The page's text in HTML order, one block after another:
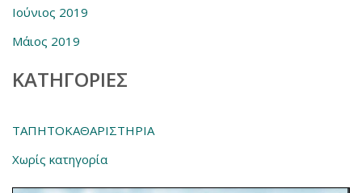
Ιούνιος 2019
Μάιος 2019
KΑΤΗΓΟΡΊΕΣ
ΤΑΠΗΤΟΚΑΘΑΡΙΣΤΗΡΙΑ
Χωρίς κατηγορία